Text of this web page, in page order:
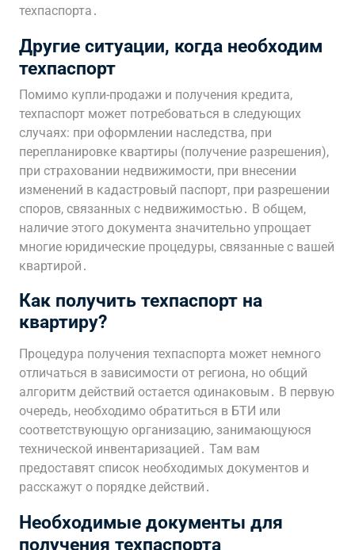
техпаспорта․
Другие ситуации, когда необходим
техпаспорт
Помимо купли-продажи и получения кредита,
техпаспорт может потребоваться в следующих
случаях: при оформлении наследства, при
перепланировке квартиры (получение разрешения),
при страховании недвижимости, при внесении
изменений в кадастровый паспорт, при разрешении
споров, связанных с недвижимостью․ В общем,
наличие этого документа значительно упрощает
многие юридические процедуры, связанные с вашей
квартирой․
Как получить техпаспорт на
квартиру?
Процедура получения техпаспорта может немного
отличаться в зависимости от региона, но общий
алгоритм действий остается одинаковым․ В первую
очередь, необходимо обратиться в БТИ или
соответствующую организацию, занимающуюся
технической инвентаризацией․ Там вам
предоставят список необходимых документов и
расскажут о порядке действий․
Необходимые документы для
получения техпаспорта